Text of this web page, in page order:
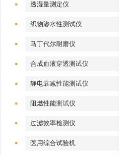
透湿量测定仪
织物渗水性测试仪
马丁代尔耐磨仪
合成血液穿透测试仪
静电衰减性能测试仪
阻燃性能测试仪
过滤效率检测仪
医用综合试验机